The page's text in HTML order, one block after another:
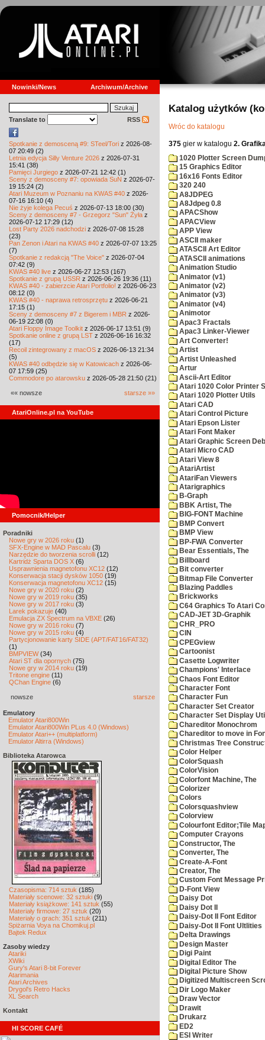
Nowinki/News Archiwum/Archive
Translate to RSS
Spotkanie z demosceną #9: STeel/Tori z 2026-08-
07 20:49 (2)
Letnia edycja Silly Venture 2026 z 2026-07-31
15:41 (38)
Pamięci Jurgiego z 2026-07-21 12:42 (1)
Sceny z demosceny #7: opowiada SuN z 2026-07-
19 15:24 (2)
Atari Muzeum w Poznaniu na KWAS #40 z 2026-
07-16 16:10 (4)
Nie żyje kolega Pecuś z 2026-07-13 18:00 (30)
Sceny z demosceny #7 - Grzegorz "Sun" Żyła z
2026-07-12 17:29 (12)
Lost Party 2026 nadchodzi z 2026-07-08 15:28
(23)
Pan Zenon i Atari na KWAS #40 z 2026-07-07 13:25
(7)
Spotkanie z redakcją "The Voice" z 2026-07-04
07:42 (9)
KWAS #40 live z 2026-06-27 12:53 (167)
Spotkanie z grupą USSR z 2026-06-26 19:36 (11)
KWAS #40 - zabierzcie Atari Portfolio! z 2026-06-23
08:12 (0)
KWAS #40 - naprawa retrosprzętu z 2026-06-21
17:15 (1)
Sceny z demosceny #7 z Bigerem i MBR z 2026-
06-19 22:08 (0)
Atari Floppy Image Toolkit z 2026-06-17 13:51 (9)
Spotkanie online z grupą LST z 2026-06-16 16:32
(17)
Recoil zintegrowany z macOS z 2026-06-13 21:34
(5)
KWAS #40 odbędzie się w Katowicach z 2026-06-
07 17:59 (25)
Commodore po atarowsku z 2026-05-28 21:50 (21)
«« nowsze starsze »»
AtariOnline.pl na YouTube
Pomocnik/Helper
Poradniki
Nowe gry w 2026 roku (1)
SFX-Engine w MAD Pascalu (3)
Narzędzie do tworzenia scrolli (12)
Kartridż Sparta DOS X (6)
Usprawnienia magnetofonu XC12 (12)
Konserwacja stacji dysków 1050 (19)
Konserwacja magnetofonu XC12 (15)
Nowe gry w 2020 roku (2)
Nowe gry w 2019 roku (35)
Nowe gry w 2017 roku (3)
Larek pokazuje (40)
Emulacja ZX Spectrum na VBXE (26)
Nowe gry w 2016 roku (7)
Nowe gry w 2015 roku (4)
Partycjonowanie karty SIDE (APT/FAT16/FAT32)
(1)
BMPVIEW(34)
Atari ST dla opornych (75)
Nowe gry w 2014 roku (19)
Tritone engine (11)
QChan Engine (6)
nowsze starsze
Emulatory
Emulator Atari800Win
Emulator Atari800Win PLus 4.0 (Windows)
Emulator Atari++ (multiplatform)
Emulator Altirra (Windows)
Biblioteka Atarowca
Czasopisma: 714 sztuk (185)
Materiały scenowe: 32 sztuki (9)
Materiały książkowe: 141 sztuk (55)
Materiały firmowe: 27 sztuk (20)
Materiały o grach: 351 sztuk (211)
Spiżarnia Voya na Chomikuj.pl
Bajtek Redux
Zasoby wiedzy
Atariki
XWiki
Gury's Atari 8-bit Forever
Atarimania
Atari Archives
Drygol's Retro Hacks
XL Search
Kontakt
HI SCORE CAFÉ
Katalog użytków
Wróc do katalogu
375 gier w katalogu 2.
1020 Plotter Screen
15 Graphics Editor
16x16 Fonts Editor
320 240
A8JDPEG
A8Jdpeg 0.8
APACShow
APACView
APP View
ASCII maker
ATASCII Art Editor
ATASCII animations
Animation Studio
Animator (v1)
Animator (v2)
Animator (v3)
Animator (v4)
Animotor
Apac3 Fractals
Apac3 Linker-Viewer
Art Converter!
Artist
Artist Unleashed
Artur
Ascii-Art Editor
Atari 1020 Color Printer
Atari 1020 Plotter Utils
Atari CAD
Atari Control Picture
Atari Epson Lister
Atari Font Maker
Atari Graphic Screen
Atari Micro CAD
Atari View 8
AtariArtist
AtariFan Viewers
Atarigraphics
B-Graph
BBK Artist, The
BIG-FONT Machine
BMP Convert
BMP View
BP-FWA Converter
Bear Essentials, The
Billboard
Bit converter
Bitmap File Converter
Blazing Paddles
Brickworks
C64 Graphics To Atari
CAD-JET 3D-Graphik
CHR_PRO
CIN
CPEGview
Cartoonist
Casette Logwriter
Champions' Interlace
Chaos Font Editor
Character Font
Character Fun
Character Set Creator
Character Set Display
Chareditor Monochrom
Chareditor to move in
Christmas Tree
Color Helper
ColorSquash
ColorVision
Colorfont Machine, The
Colorizer
Colors
Colorsquashview
Colorview
Colourfont Editor;Tile
Computer Crayons
Constructor, The
Converter, The
Create-A-Font
Creator, The
Custom Font Message
D-Font View
Daisy Dot
Daisy Dot II
Daisy-Dot II Font Editor
Daisy-Dot II Font Ultlities
Delta Drawings
Design Master
Digi Paint
Digital Editor The
Digital Picture Show
Digitized Multiscreen
Dir Logo Maker
Draw Vector
Drawit
Drukarz
ED2
ESI Writer